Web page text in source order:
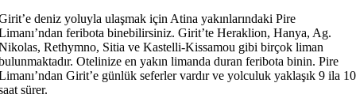
deniz yoluyla ulaşmak için Atina yakınlarındaki Pire
feribota binebilirsiniz. Girit’te Heraklion, Hanya, Ag.
Rethymno, Sitia ve Kastelli-Kissamou gibi birçok liman
Otelinize en yakın limanda duran feribota binin. Pire
Girit’e günlük seferler vardır ve yolculuk yaklaşık 9 ila 10
sürer.